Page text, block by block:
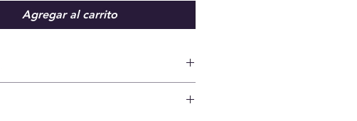
Agregar al carrito